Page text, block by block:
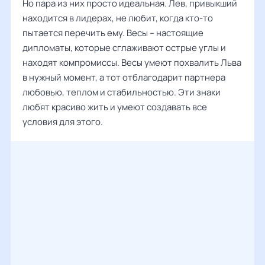
Но пара из них просто идеальная. Лев, привыкший
находится в лидерах, не любит, когда кто-то
пытается перечить ему. Весы – настоящие
дипломаты, которые сглаживают острые углы и
находят компромиссы. Весы умеют похвалить Льва
в нужный момент, а тот отблагодарит партнера
любовью, теплом и стабильностью. Эти знаки
любят красиво жить и умеют создавать все
условия для этого.